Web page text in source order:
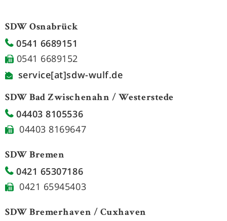
SDW Osnabrück
0541 6689151
0541 6689152
service[at]sdw-wulf.de
SDW Bad Zwischenahn / Westerstede
04403 8105536
04403 8169647
SDW Bremen
0421 65307186
0421 65945403
SDW Bremerhaven / Cuxhaven